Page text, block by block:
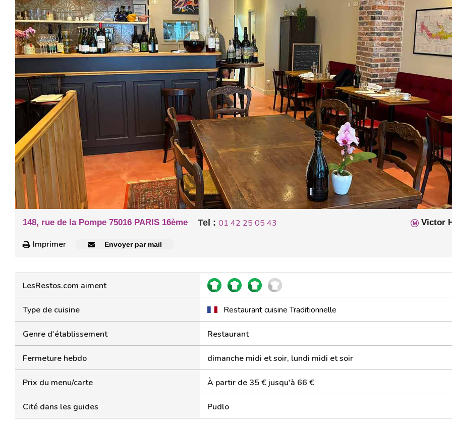
148, rue de la Pompe 75016 PARIS 16ème Victor
Tel : 01 42 25 05 43
Imprimer
Envoyer par mail
LesRestos.com aiment
Type de cuisine Restaurant cuisine Traditionnelle
Genre d'établissement Restaurant
Fermeture hebdo dimanche midi et soir, lundi midi et soir
Prix du menu/carte À partir de 35 € jusqu'à 66 €
Cité dans les guides Pudlo